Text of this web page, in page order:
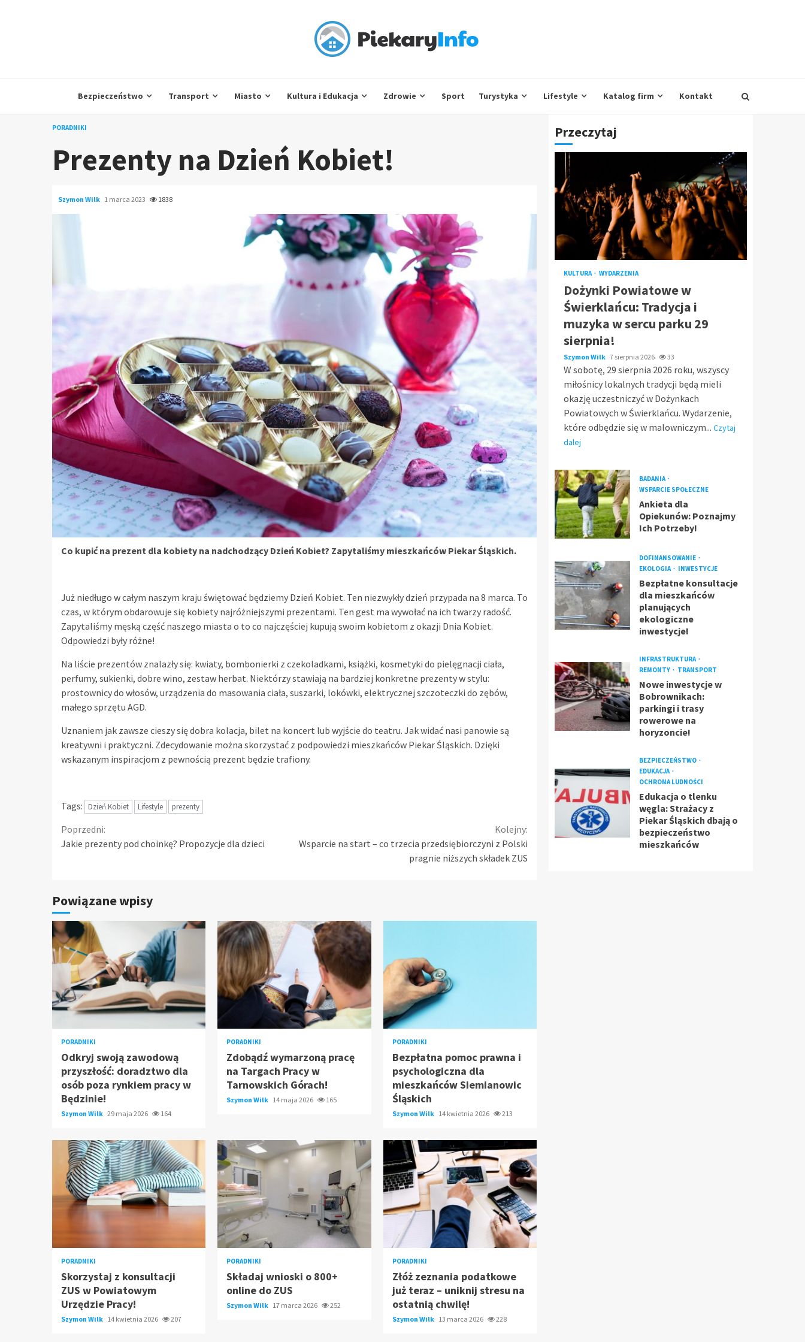
Bezpieczeństwo Transport Miasto Kultura i Edukacja Zdrowie Sport Turystyka Lifestyle Katalog firm Kontakt
PORADNIKI
Prezenty na Dzień Kobiet!
Szymon Wilk 1 marca 2023 1838
Co kupić na prezent dla kobiety na nadchodzący Dzień Kobiet? Zapytaliśmy mieszkańców Piekar Śląskich.
Już niedługo w całym naszym kraju świętować będziemy Dzień Kobiet. Ten niezwykły dzień przypada na 8 marca. To
czas, w którym obdarowuje się kobiety najróżniejszymi prezentami. Ten gest ma wywołać na ich twarzy radość.
Zapytaliśmy męską część naszego miasta o to co najczęściej kupują swoim kobietom z okazji Dnia Kobiet.
Odpowiedzi były różne!
Na liście prezentów znalazły się: kwiaty, bombonierki z czekoladkami, książki, kosmetyki do pielęgnacji ciała,
perfumy, sukienki, dobre wino, zestaw herbat. Niektórzy stawiają na bardziej konkretne prezenty w stylu:
prostownicy do włosów, urządzenia do masowania ciała, suszarki, lokówki, elektrycznej szczoteczki do zębów,
małego sprzętu AGD.
Uznaniem jak zawsze cieszy się dobra kolacja, bilet na koncert lub wyjście do teatru. Jak widać nasi panowie są
kreatywni i praktyczni. Zdecydowanie można skorzystać z podpowiedzi mieszkańców Piekar Śląskich. Dzięki
wskazanym inspiracjom z pewnością prezent będzie trafiony.
Tags: Dzień Kobiet Lifestyle prezenty
Continue
Reading
Poprzedni:
Jakie prezenty pod choinkę? Propozycje dla dzieci
Kolejny:
Wsparcie na start – co trzecia przedsiębiorczyni z Polski
pragnie niższych składek ZUS
Powiązane wpisy
PORADNIKI
Odkryj swoją zawodową
przyszłość: doradztwo dla
osób poza rynkiem pracy w
Będzinie!
Szymon Wilk 29 maja 2026 164
PORADNIKI
Zdobądź wymarzoną pracę
na Targach Pracy w
Tarnowskich Górach!
Szymon Wilk 14 maja 2026 165
PORADNIKI
Bezpłatna pomoc prawna i
psychologiczna dla
mieszkańców Siemianowic
Śląskich
Szymon Wilk 14 kwietnia 2026 213
PORADNIKI
Skorzystaj z konsultacji
ZUS w Powiatowym
Urzędzie Pracy!
Szymon Wilk 14 kwietnia 2026 207
PORADNIKI
Składaj wnioski o 800+
online do ZUS
Szymon Wilk 17 marca 2026 252
PORADNIKI
Złóż zeznania podatkowe
już teraz – uniknij stresu na
ostatnią chwilę!
Szymon Wilk 13 marca 2026 228
Przeczytaj
KULTURA WYDARZENIA
Dożynki Powiatowe w
Świerklańcu: Tradycja i
muzyka w sercu parku 29
sierpnia!
Szymon Wilk 7 sierpnia 2026 33
W sobotę, 29 sierpnia 2026 roku, wszyscy
miłośnicy lokalnych tradycji będą mieli
okazję uczestniczyć w Dożynkach
Powiatowych w Świerklańcu. Wydarzenie,
które odbędzie się w malowniczym... Czytaj
dalej
BADANIA
WSPARCIE SPOŁECZNE
Ankieta dla
Opiekunów: Poznajmy
Ich Potrzeby!
DOFINANSOWANIE
EKOLOGIA
INWESTYCJE
Bezpłatne konsultacje
dla mieszkańców
planujących
ekologiczne
inwestycje!
INFRASTRUKTURA
REMONTY
TRANSPORT
Nowe inwestycje w
Bobrownikach:
parkingi i trasy
rowerowe na
horyzoncie!
BEZPIECZEŃSTWO
EDUKACJA
OCHRONA LUDNOŚCI
Edukacja o tlenku
węgla: Strażacy z
Piekar Śląskich dbają o
bezpieczeństwo
mieszkańców